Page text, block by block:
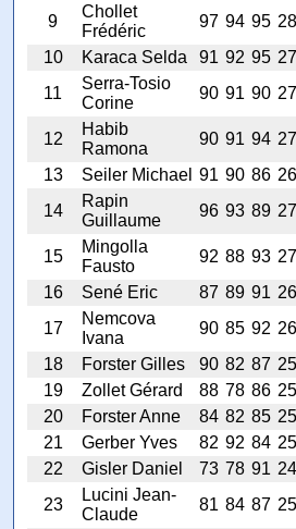
9
Chollet
Frédéric
97 94 95
10
Karaca Selda 91 92 95
11
Serra-Tosio
Corine
90 91 90
12
Habib
Ramona
90 91 94
13
Seiler Michael 91 90 86
14
Rapin
Guillaume
96 93 89
15
Mingolla
Fausto
92 88 93
16
Sené Eric 87 89 91
17
Nemcova
Ivana
90 85 92
18
Forster Gilles 90 82 87
19
Zollet Gérard 88 78 86
20
Forster Anne 84 82 85
21
Gerber Yves 82 92 84
22
Gisler Daniel 73 78 91
23
Lucini Jean-
Claude
81 84 87